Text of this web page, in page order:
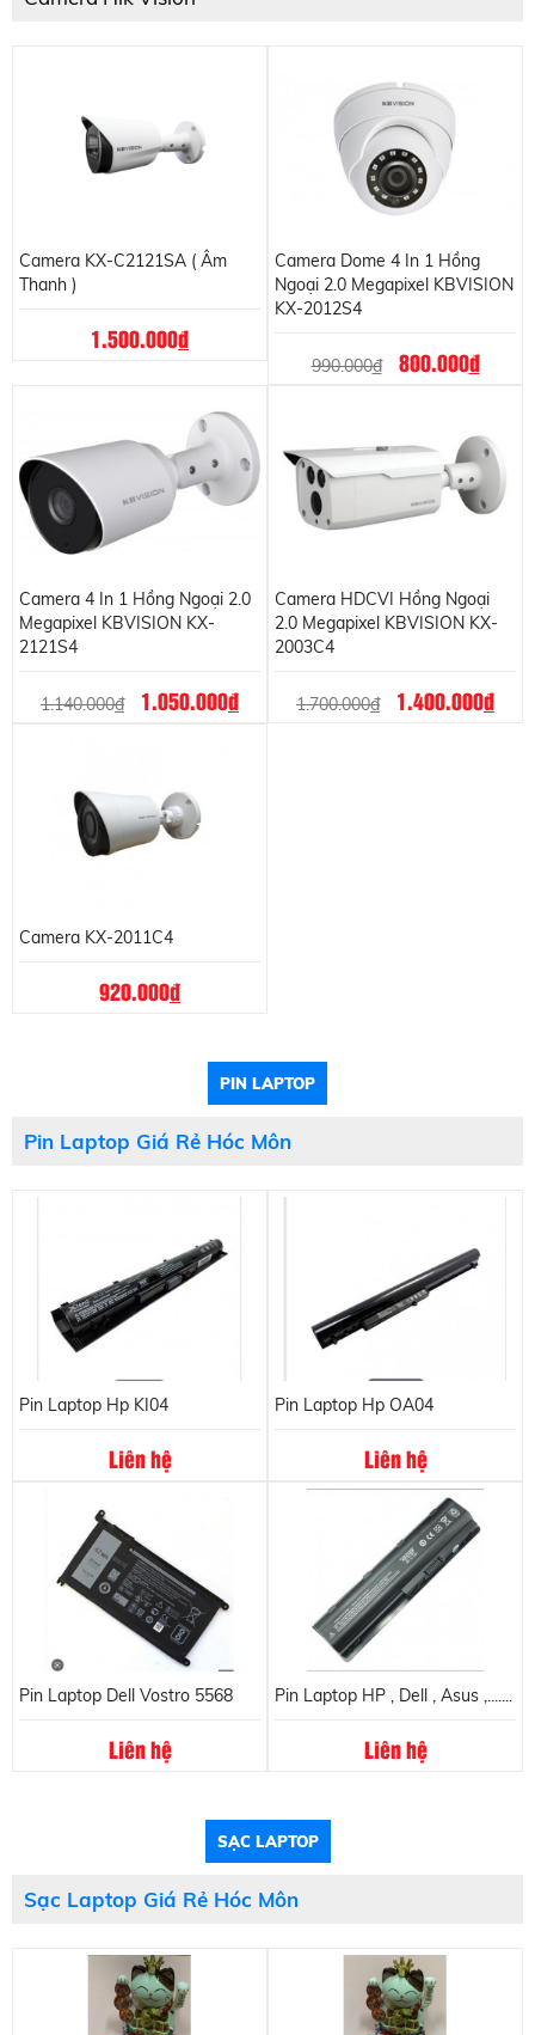
Camera KX-C2121SA ( Âm
Thanh )
1.500.000đ
Camera Dome 4 In 1 Hồng
Ngoại 2.0 Megapixel KBVISION
KX-2012S4
990.000đ 800.000đ
Camera 4 In 1 Hồng Ngoại 2.0
Megapixel KBVISION KX-
2121S4
1.140.000đ 1.050.000đ
Camera HDCVI Hồng Ngoại
2.0 Megapixel KBVISION KX-
2003C4
1.700.000đ 1.400.000đ
Camera KX-2011C4
920.000đ
PIN LAPTOP
Pin Laptop Giá Rẻ Hóc Môn
Pin Laptop Hp KI04
Liên hệ
Pin Laptop Hp OA04
Liên hệ
Pin Laptop Dell Vostro 5568
Liên hệ
Pin Laptop HP , Dell , Asus ,.......
Liên hệ
SẠC LAPTOP
Sạc Laptop Giá Rẻ Hóc Môn